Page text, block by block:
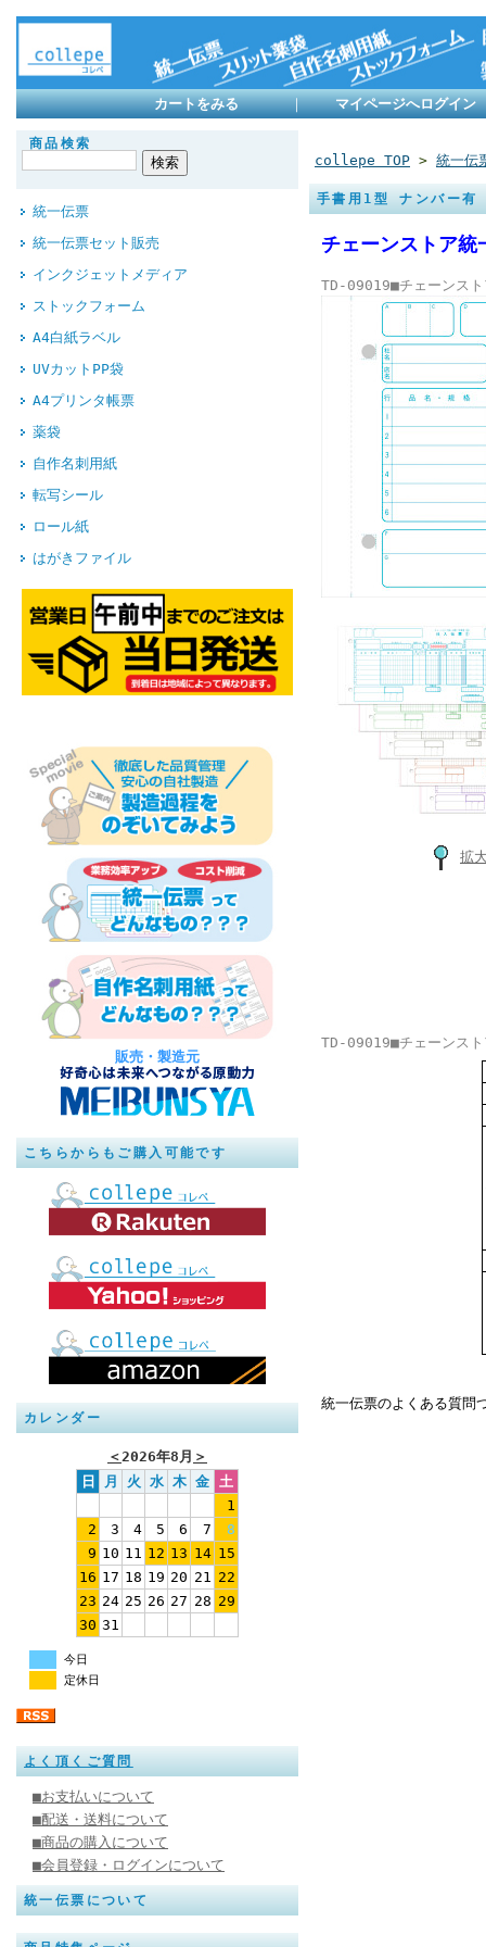
カートをみる ｜ マイページへログイン
商品検索
統一伝票
統一伝票セット販売
インクジェットメディア
ストックフォーム
A4白紙ラベル
UVカットPP袋
A4プリンタ帳票
薬袋
自作名刺用紙
転写シール
ロール紙
はがきファイル
販売・製造元
こちらからもご購入可能です
カレンダー
＜ 2026年8月 ＞
日
月 火 水 木 金
土
1
2
3 4 5 6 7
8
9 10 11 12 13 14 15
16 17 18 19 20 21
22
23 24 25 26 27 28 29
30 31
今日
定休日
よく頂くご質問
■お支払いについて
■配送・送料について
■商品の購入について
■会員登録・ログインについて
統一伝票について
collepe TOP > 統一伝
手書用1型 ナンバー有
チェーンストア
TD-09019■チェーンス
拡
TD-09019■チェーンス
統一伝票のよくある質問